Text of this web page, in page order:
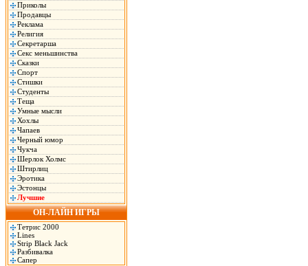
Приколы
Продавцы
Реклама
Религия
Секретарша
Секс меньшинства
Сказки
Спорт
Стишки
Студенты
Теща
Умные мысли
Хохлы
Чапаев
Черный юмор
Чукча
Шерлок Холмс
Штирлиц
Эротика
Эстонцы
Лучшие
ОН-ЛАЙН ИГРЫ
Тетрис 2000
Lines
Strip Black Jack
Разбивалка
Сапер